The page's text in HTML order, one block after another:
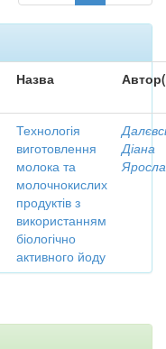
Назва
Технологія
виготовлення
молока та
молочнокислих
продуктів з
використанням
біологічно
активного йоду
Діана